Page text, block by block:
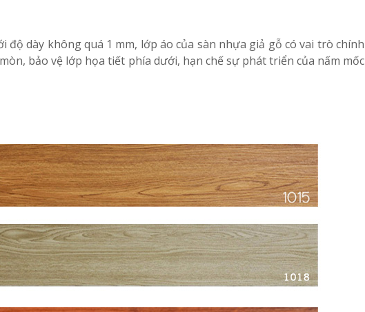
độ dày không quá 1 mm, lớp áo của sàn nhựa giả gỗ có vai trò chính
bảo vệ lớp họa tiết phía dưới, hạn chế sự phát triển của nấm mốc